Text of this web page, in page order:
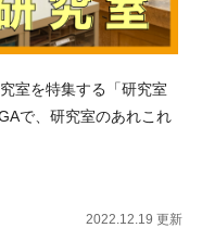
室を特集する「研究室
で、研究室のあれこれ
2022.12.19 更新